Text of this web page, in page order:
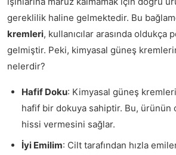
gereklilik haline gelmektedir. Bu
kremleri, kullanıcılar arasında oldukça
gelmiştir. Peki, kimyasal güneş
nelerdir?
Hafif Doku: Kimyasal güneş
hafif bir dokuya sahiptir. Bu, ürünün
hissi vermesini sağlar.
İyi Emilim: Cilt tarafından hızla